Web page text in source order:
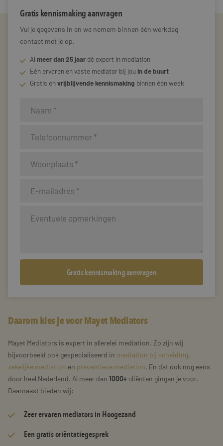
Daarom kies je voor Mayet Mediators
Mayet Mediators is expert in allerelei mediation. Zo zijn wij
bijvoorbeeld ook gespecialiseerd in mediation bij scheiding,
zakelijke mediation en preventieve mediation. En dat ook nog eens
door heel Nederland. Al meer dan 1000+ cliënten gingen je voor.
Daarnaast bieden wij:
Zeerervaren mediators in Hoogezand
Een gratis oriëntatiegesprek
Gratis kennismaking aanvragen
Vul je gegevens in en we nemem binnen één werkdag
contact met je op.
Al meer dan 25 jaar dé expert in mediation
Eén ervaren en vaste mediator bij jou in de buurt
Gratis envrijblijvende kennismaking binnen één week